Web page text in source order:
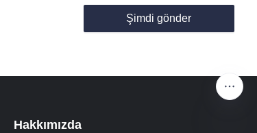
Şimdi gönder
Hakkımızda